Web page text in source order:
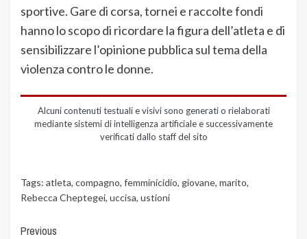
sportive. Gare di corsa, tornei e raccolte fondi
hanno lo scopo di ricordare la figura dell’atleta e di
sensibilizzare l’opinione pubblica sul tema della
violenza contro le donne.
Alcuni contenuti testuali e visivi sono generati o rielaborati
mediante sistemi di intelligenza artificiale e successivamente
verificati dallo staff del sito
Tags: atleta, compagno, femminicidio, giovane, marito,
Rebecca Cheptegei, uccisa, ustioni
Previous